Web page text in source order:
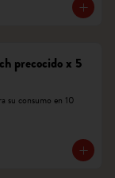
precocido x 5
su consumo en 10